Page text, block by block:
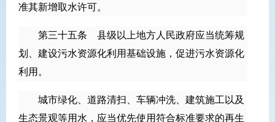
准其新增取水许可。
第三十五条 县级以上地方人民政府应当统筹规
划、建设污水资源化利用基础设施，促进污水资源化
利用。
城市绿化、道路清扫、车辆冲洗、建筑施工以及
生态景观等用水，应当优先使用符合标准要求的再生